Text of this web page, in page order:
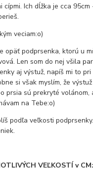
cípmi. Ich dĺžka je cca
veciam:o)
opäť podprsenka, ktorú u
Len som do nej všila
aj výstuž, napíš mi to
si však myslím, že
prsia sú prekryté volánom,
na Tebe:o)
podľa veľkosti
VEĽKOSTÍ v CM: